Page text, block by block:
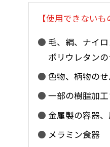
【使用できないも
毛、絹、ナイ
ポリウレタン
色物、柄物の
一部の樹脂加
金属製の容器
メラミン食器